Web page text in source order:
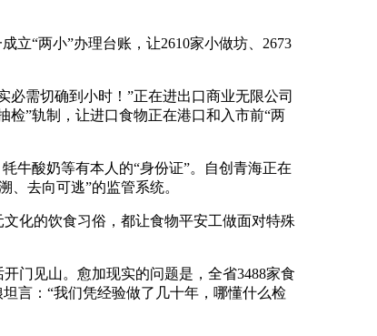
“两小”办理台账，让2610家小做坊、2673
需切确到小时！”正在进出口商业无限公司
检”轨制，让进口食物正在港口和入市前“两
牛酸奶等有本人的“身份证”。自创青海正在
去向可逃”的监管系统。
化的饮食习俗，都让食物平安工做面对特殊
门见山。愈加现实的问题是，全省3488家食
言：“我们凭经验做了几十年，哪懂什么检